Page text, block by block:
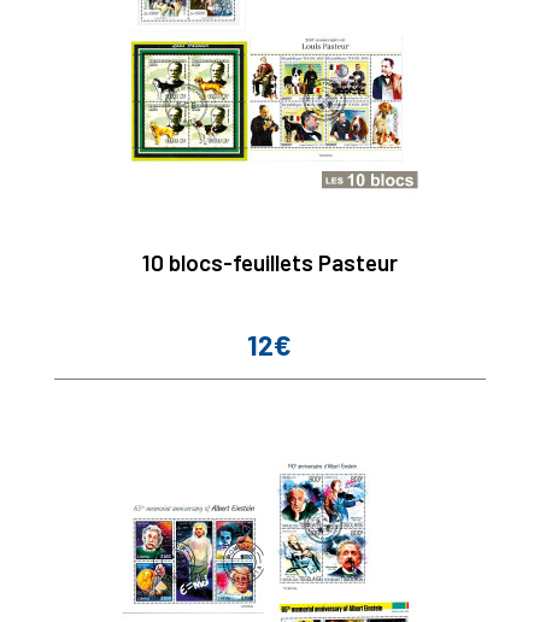
10 blocs-feuillets Pasteur
Prix
12€